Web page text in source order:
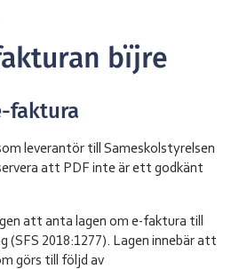
bïjre
faktura
leverantör till Sameskolstyrelsen
att PDF inte är ett godkänt
att anta lagen om e-faktura till
(SFS 2018:1277). Lagen innebär att
görs till följd av